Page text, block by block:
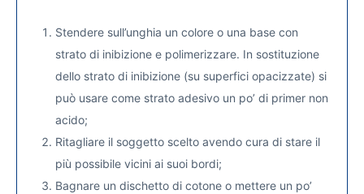
Stendere sull’unghia un colore o una base con
strato di inibizione e polimerizzare. In sostituzione
dello strato di inibizione (su superfici opacizzate) si
può usare come strato adesivo un po’ di primer non
acido;
Ritagliare il soggetto scelto avendo cura di stare il
più possibile vicini ai suoi bordi;
Bagnare un dischetto di cotone o mettere un po’